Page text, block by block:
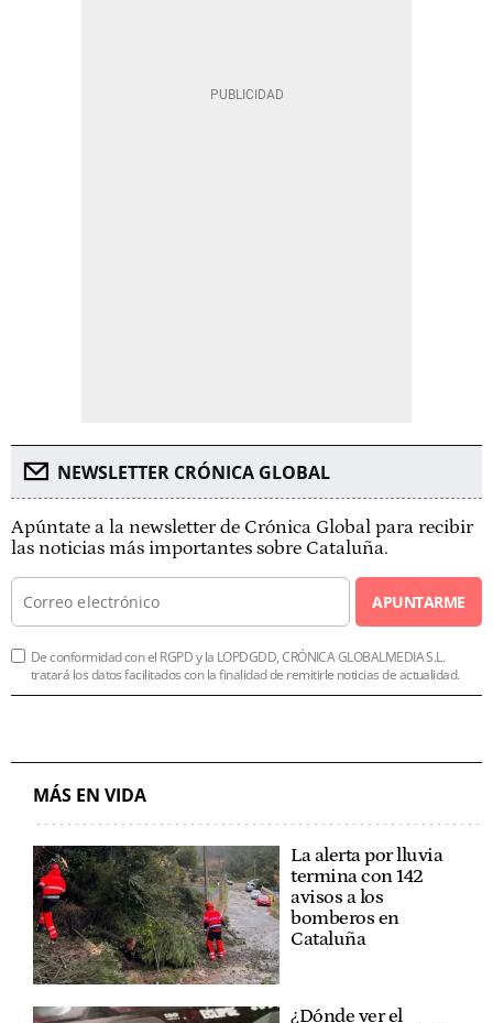
NEWSLETTER CRÓNICA GLOBAL
Apúntate a la newsletter de Crónica Global para recibir
las noticias más importantes sobre Cataluña.
APUNTARME
De conformidad con el RGPD y la LOPDGDD, CRÓNICA GLOBALMEDIA S.L.
tratará los datos facilitados con la finalidad de remitirle noticias de actualidad.
MÁS EN VIDA
La alerta por lluvia
termina con 142
avisos a los
bomberos en
Cataluña
¿Dónde ver el